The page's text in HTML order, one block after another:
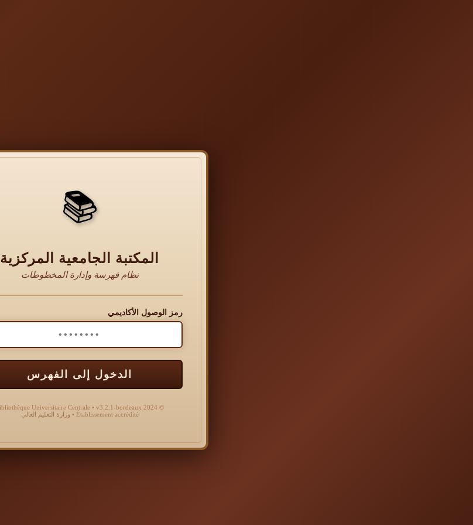
📚
المكتبة الجامعية المركزية
نظام فهرسة وإدارة المخطوطات
رمز الوصول الأكاديمي
الدخول إلى الفهرس
© 2024 Bibliothèque Universitaire Centrale • v3.2.1-bordeaux
Établissement accrédité • وزارة التعليم العالي